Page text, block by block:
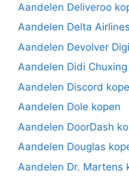
Aandelen Deliveroo
Aandelen Delta
Aandelen Devolver
Aandelen Didi
Aandelen Discord
Aandelen Dole kopen
Aandelen DoorDash
Aandelen Douglas
Aandelen Dr. Martens